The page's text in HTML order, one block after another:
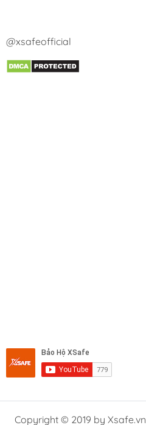
@xsafeofficial
Copyright © 2019 by